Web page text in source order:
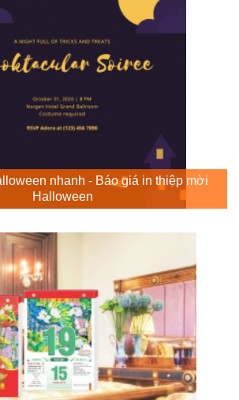
nhanh - Báo giá in thiệp mời
Halloween